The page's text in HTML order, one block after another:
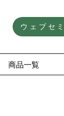
ウェブセ
商品一覧